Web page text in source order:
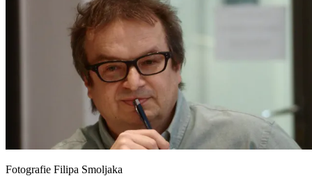
Fotografie Filipa Smoljaka